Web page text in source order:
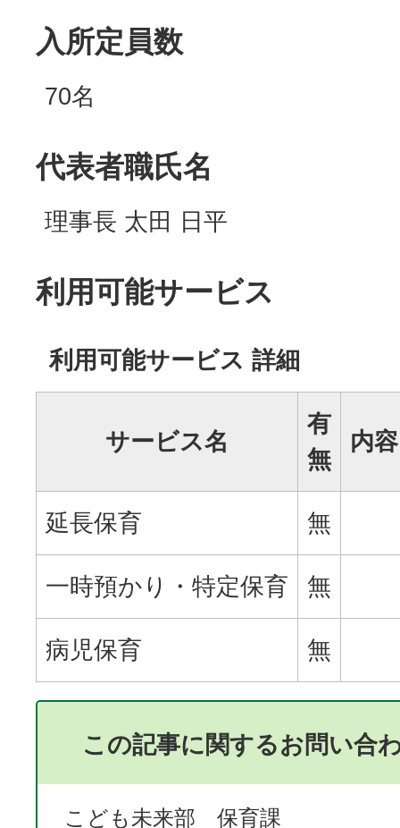
入所定員数
70名
代表者職氏名
理事長 太田 日平
利用可能サービス
利用可能サービス 詳細
サービス名
有
無
内
延長保育 無
一時預かり・特定保育 無
病児保育 無
この記事に関するお問い合
こども未来部 保育課